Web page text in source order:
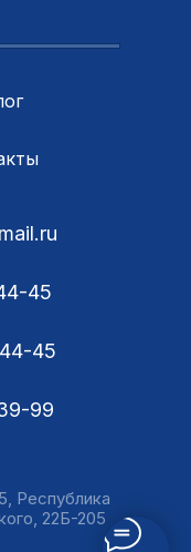
Республика
22Б-205
45
45
99